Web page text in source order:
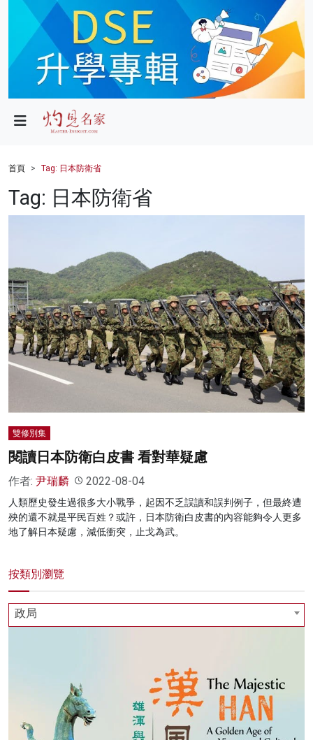
政局
財經
健康
科技
影片
名家榜
灼見活動
首頁 Tag: 日本防衛省
Tag: 日本防衛省
雙修別集
閱讀日本防衛白皮書 看對華疑慮
作者: 尹瑞麟 2022-08-04
人類歷史發生過很多大小戰爭，起因不乏誤讀和誤判例子，但最終遭
殃的還不就是平民百姓？或許，日本防衛白皮書的內容能夠令人更多
地了解日本疑慮，減低衝突，止戈為武。
按類別瀏覽
政局